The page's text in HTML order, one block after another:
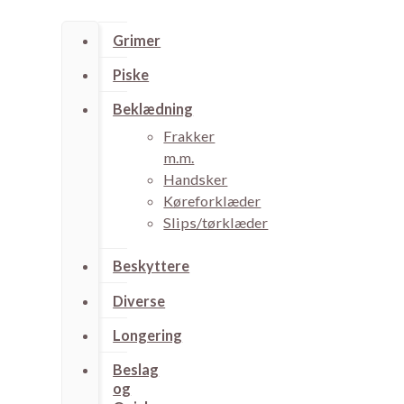
Grimer
Piske
Beklædning
Frakker
m.m.
Handsker
Køreforklæder
Slips/tørklæder
Beskyttere
Diverse
Longering
Beslag
og